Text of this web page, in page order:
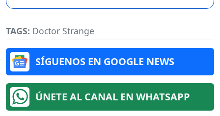
TAGS: Doctor Strange
SÍGUENOS EN GOOGLE NEWS
ÚNETE AL CANAL EN WHATSAPP